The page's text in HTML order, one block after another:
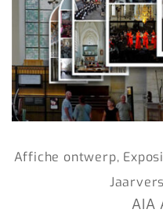
Affiche ontwerp,
AIA